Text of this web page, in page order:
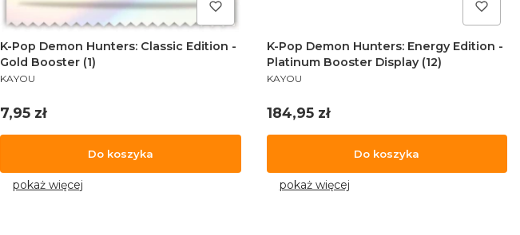
K-Pop Demon Hunters: Classic Edition -
Gold Booster (1)
PRODUCENT
KAYOU
Cena
7,95 zł
Do koszyka
pokaż więcej
K-Pop Demon Hunters: Energy Edition -
Platinum Booster Display (12)
PRODUCENT
KAYOU
Cena
184,95 zł
Do koszyka
pokaż więcej